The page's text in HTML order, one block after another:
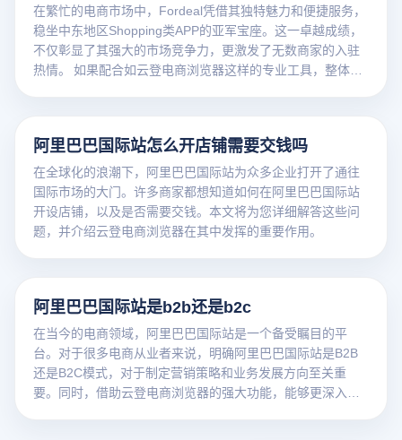
在繁忙的电商市场中，Fordeal凭借其独特魅力和便捷服务，
稳坐中东地区Shopping类APP的亚军宝座。这一卓越成绩，
不仅彰显了其强大的市场竞争力，更激发了无数商家的入驻
热情。 如果配合如云登电商浏览器这样的专业工具，整体运
阿里巴巴国际站怎么开店铺需要交钱吗
在全球化的浪潮下，阿里巴巴国际站为众多企业打开了通往
国际市场的大门。许多商家都想知道如何在阿里巴巴国际站
开设店铺，以及是否需要交钱。本文将为您详细解答这些问
题，并介绍云登电商浏览器在其中发挥的重要作用。
阿里巴巴国际站是b2b还是b2c
在当今的电商领域，阿里巴巴国际站是一个备受瞩目的平
台。对于很多电商从业者来说，明确阿里巴巴国际站是B2B
还是B2C模式，对于制定营销策略和业务发展方向至关重
要。同时，借助云登电商浏览器的强大功能，能够更深入地